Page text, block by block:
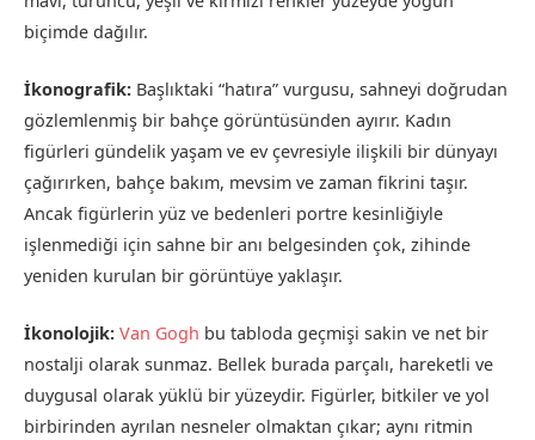
biçimde dağılır.
İkonografik: Başlıktaki “hatıra” vurgusu, sahneyi doğrudan
gözlemlenmiş bir bahçe görüntüsünden ayırır. Kadın
figürleri gündelik yaşam ve ev çevresiyle ilişkili bir dünyayı
çağırırken, bahçe bakım, mevsim ve zaman fikrini taşır.
Ancak figürlerin yüz ve bedenleri portre kesinliğiyle
işlenmediği için sahne bir anı belgesinden çok, zihinde
yeniden kurulan bir görüntüye yaklaşır.
İkonolojik: Van Gogh bu tabloda geçmişi sakin ve net bir
nostalji olarak sunmaz. Bellek burada parçalı, hareketli ve
duygusal olarak yüklü bir yüzeydir. Figürler, bitkiler ve yol
birbirinden ayrılan nesneler olmaktan çıkar; aynı ritmin